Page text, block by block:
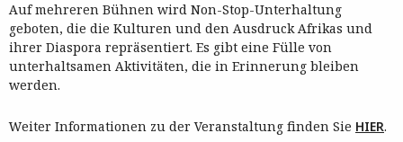
Auf mehreren Bühnen wird Non-Stop-Unterhaltung
geboten, die die Kulturen und den Ausdruck Afrikas und
ihrer Diaspora repräsentiert. Es gibt eine Fülle von
unterhaltsamen Aktivitäten, die in Erinnerung bleiben
werden.
Weiter Informationen zu der Veranstaltung finden Sie HIER.